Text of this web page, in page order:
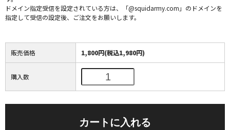
ドメイン指定受信を設定されている方は、「@squidarmy.com」のドメインを
指定して受信の設定後、ご注文をお願いします。
販売価格 1,800円(税込1,980円)
購入数